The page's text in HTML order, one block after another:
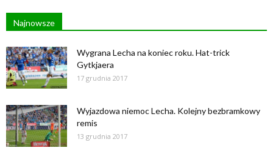
Najnowsze
Wygrana Lecha na koniec roku. Hat-trick
Gytkjaera
17 grudnia 2017
Wyjazdowa niemoc Lecha. Kolejny bezbramkowy
remis
13 grudnia 2017